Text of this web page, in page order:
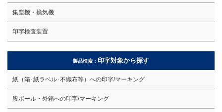
集塵機・換気機
印字検査装置
製品検索： 印字対象から探す
紙（箱･紙ラベル･不織布等）への印字/マーキング
段ボール・外箱への印字/マーキング